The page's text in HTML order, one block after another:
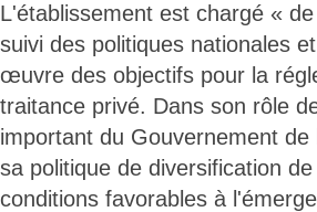
L'établissement est chargé «
suivi des politiques nationales
œuvre des objectifs pour la
traitance privé. Dans son rôle
important du Gouvernement
sa politique de diversification
conditions favorables à